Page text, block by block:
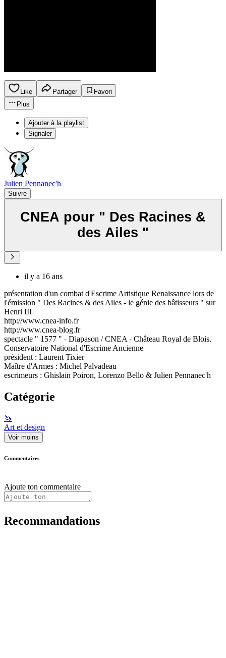
Like Partager
Favori
Plus
Ajouter à la playlist
Signaler
Julien Pennanec'h
Suivre
CNEA pour " Des Racines &
des Ailes "
il y a 16 ans
présentation d'un combat d'Escrime Artistique Renaissance lors de
l'émission " Des Racines & des Ailes - le génie des bâtisseurs " sur
Henri III
http://www.cnea-info.fr
http://www.cnea-blog.fr
spectacle " 1577 " - Diapason / CNEA - Château Royal de Blois.
Conservatoire National d'Escrime Ancienne
président : Laurent Tixier
Maître d'Armes : Michel Palvadeau
escrimeurs : Ghislain Poiron, Lorenzo Bello & Julien Pennanec'h
Catégorie
🦄
Art et design
Voir moins
Commentaires
Ajoute ton commentaire
Recommandations